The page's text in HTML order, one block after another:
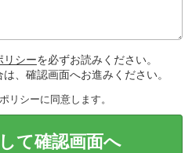
リシーを必ずお読みください。
、確認画面へお進みください。
リシーに同意します。
て確認画面へ